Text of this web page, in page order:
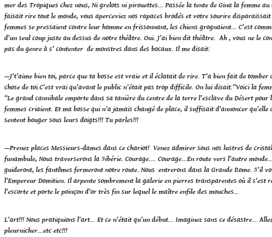
mer des Tropiques chez nous, Ni grelots ni pirouettes…
Passée la tente de Gina la femme
faisait rire tout le monde, vous aperceviez nos rapaces brodés et votre sourire
femmes se pressaient contre leur homme en frissonnant, les chiens grognaient… C’est
d’un seul coup juste au dessus de notre théâtre. Oui. J’ai bien dit théâtre. Ah , vous ne le
pas du genre à s’ contenter de monstres dans des bocaux. Il me disait:
—J’t’aime bien toi, parce que ta bosse est vraie et il éclatait de rire. T’a bien fait de tomber
chose de toi.C’est vrai qu’avant le public n’était pas trop difficile. On lui disait:”Voici la
“Le grand cannibale emporte dans sa tanière du centre de la terre l’esclave du Désert pour
femmes criaient. Et ma bosse qui n’a jamais changé de place, il suffisait d’annoncer
sentent bouger sous leurs doigts!!! Tu parles!!!
—Prenez places Messieurs-dames dans ce chariot! Venez admirer sous nos lustres de
funambule, Nous traverserons la Sibérie. Courage…. Courage…En route vers l’autre
guideront, les fantômes fermeront notre route. Nous entrerons dans la Grande Rome. S’il
l’Empereur Domitien. Il arpente sombrement la galerie en pierres transparentes où il s’est
l’escorte et porte le poinçon d’or très fin sur lequel le maître enfile des mouches…
L’art!!! Nous pratiquions l’art… Et ce n’était qu’un début… Imaginez sans ce désastre…
pleurnicher…etc etc!!!